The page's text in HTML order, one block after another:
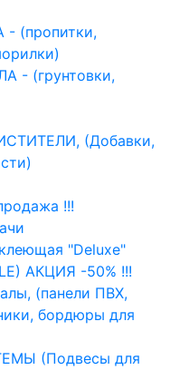
(пропитки,
- (грунтовки,
(Добавки,
!!!
"Deluxe"
АКЦИЯ -50% !!!
(панели ПВХ,
бордюры для
(Подвесы для